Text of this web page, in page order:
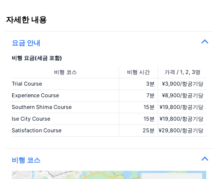
자세한 내용
요금 안내
비행 요금(세금 포함)
비행 코스 비행 시간
가격 / 1, 2, 3명
Trial Course
3분
¥3,900/항공기당
Experience Course
7분
¥8,900/항공기당
Southern Shima Course
15분
¥19,800/항공기당
Ise City Course
15분
¥19,800/항공기당
Satisfaction Course
25분 ¥29,800/항공기당
비행 코스